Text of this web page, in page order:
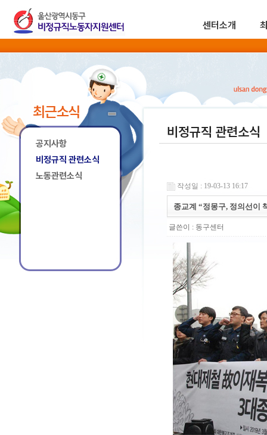
센터소개
최근소식
공지사항
비정규직 관련소식
노동관련소식
비정규직 관련소식
작성일 : 19-03-13 16:17
종교계 “정몽구, 정의선이
글쓴이 : 동구센터